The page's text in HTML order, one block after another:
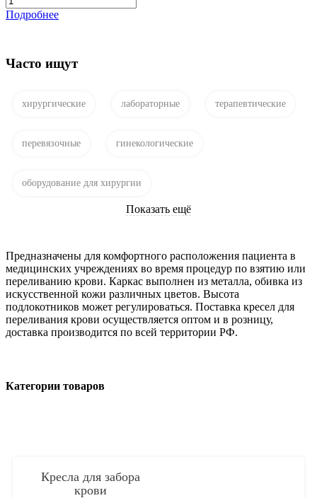
Подробнее
Часто ищут
хирургические лабораторные терапевтические
перевязочные гинекологические
оборудование для хирургии
Показать ещё
Предназначены для комфортного расположения пациента в
медицинских учреждениях во время процедур по взятию или
переливанию крови. Каркас выполнен из металла, обивка из
искусственной кожи различных цветов. Высота
подлокотников может регулироваться. Поставка кресел для
переливания крови осуществляется оптом и в розницу,
доставка производится по всей территории РФ.
Категории товаров
Кресла для забора
крови